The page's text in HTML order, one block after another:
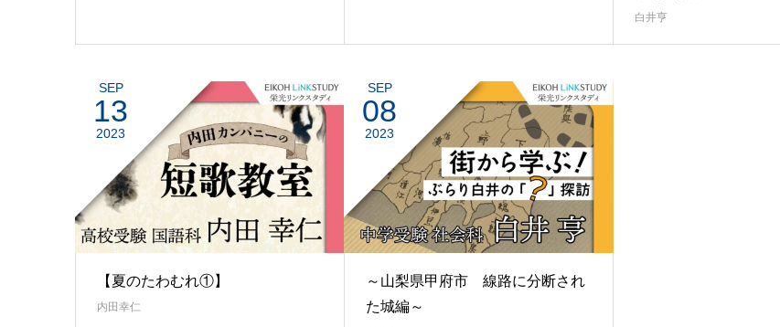
白井亨
SEP
13
2023
【夏のたわむれ①】
内田幸仁
SEP
08
2023
～山梨県甲府市 線路に分断され
た城編～